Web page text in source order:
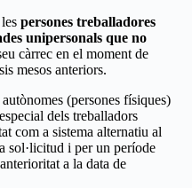
persones treballadores
unipersonals que no
càrrec en el moment de
mesos anteriors.
(persones físiques)
dels treballadors
com a sistema alternatiu al
sol·licitud i per un període
a la data de